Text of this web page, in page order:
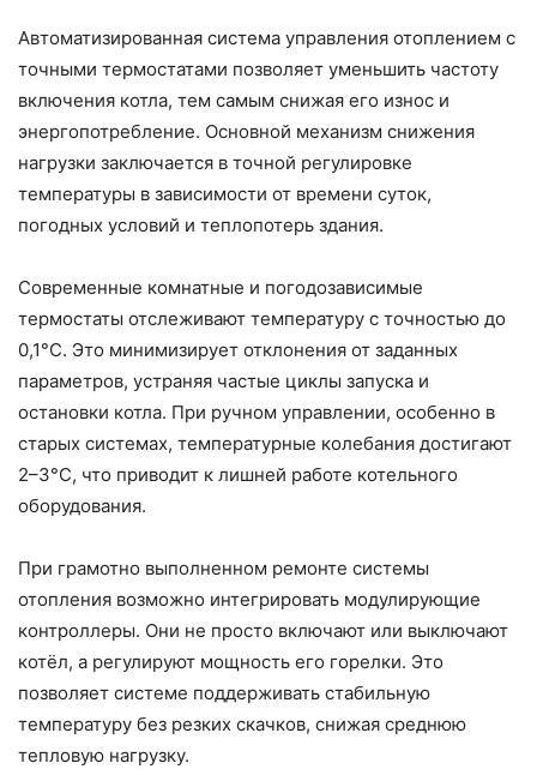
Автоматизированная система управления отоплением с
точными термостатами позволяет уменьшить частоту
включения котла, тем самым снижая его износ и
энергопотребление. Основной механизм снижения
нагрузки заключается в точной регулировке
температуры в зависимости от времени суток,
погодных условий и теплопотерь здания.
Современные комнатные и погодозависимые
термостаты отслеживают температуру с точностью до
0,1°C. Это минимизирует отклонения от заданных
параметров, устраняя частые циклы запуска и
остановки котла. При ручном управлении, особенно в
старых системах, температурные колебания достигают
2–3°C, что приводит к лишней работе котельного
оборудования.
При грамотно выполненном ремонте системы
отопления возможно интегрировать модулирующие
контроллеры. Они не просто включают или выключают
котёл, а регулируют мощность его горелки. Это
позволяет системе поддерживать стабильную
температуру без резких скачков, снижая среднюю
тепловую нагрузку.